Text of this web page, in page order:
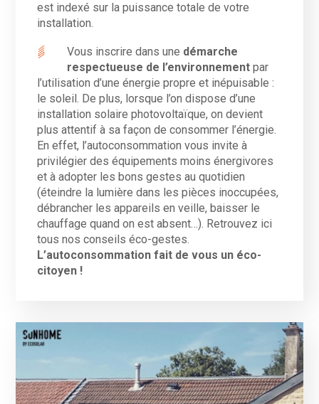
est indexé sur la puissance totale de votre
installation.
Vous inscrire dans une démarche
respectueuse de l’environnement par
l’utilisation d’une énergie propre et inépuisable :
le soleil. De plus, lorsque l’on dispose d’une
installation solaire photovoltaïque, on devient
plus attentif à sa façon de consommer l’énergie.
En effet, l’autoconsommation vous invite à
privilégier des équipements moins énergivores
et à adopter les bons gestes au quotidien
(éteindre la lumière dans les pièces inoccupées,
débrancher les appareils en veille, baisser le
chauffage quand on est absent…). Retrouvez ici
tous nos conseils éco-gestes.
L’autoconsommation fait de vous un éco-
citoyen !